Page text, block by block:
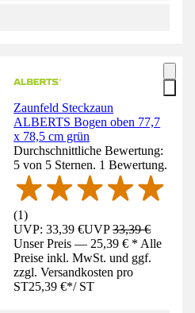
Zaunfeld Steckzaun
ALBERTS Bogen oben 77,7
x 78,5 cm grün
Durchschnittliche Bewertung:
5 von 5 Sternen. 1 Bewertung.
(1)
UVP: 33,39 €UVP33,39 €
Unser Preis — 25,39 € * Alle
Preise inkl. MwSt. und ggf.
zzgl. Versandkosten pro
ST25,39 €*/ ST